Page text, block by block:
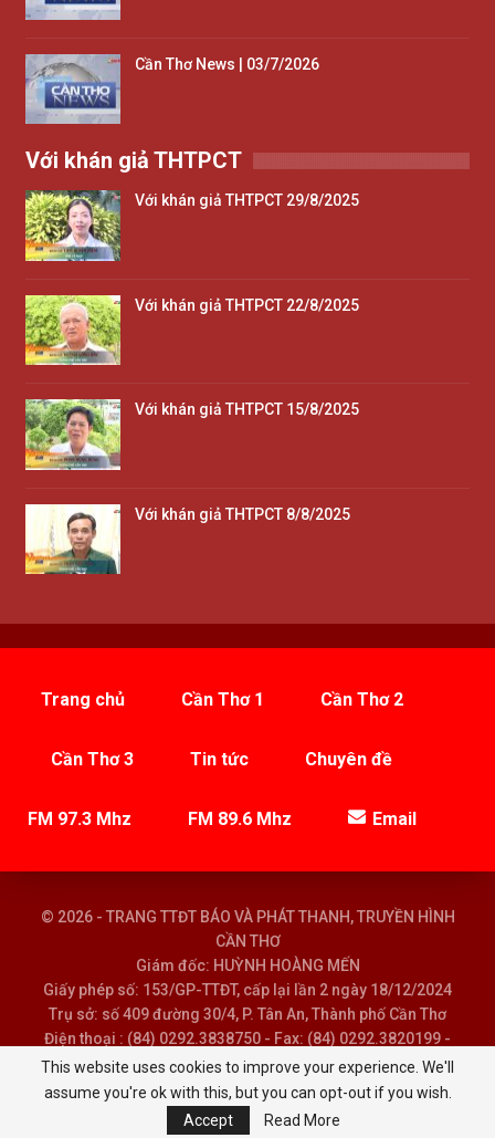
Cần Thơ News | 03/7/2026
Với khán giả THTPCT
Với khán giả THTPCT 29/8/2025
Với khán giả THTPCT 22/8/2025
Với khán giả THTPCT 15/8/2025
Với khán giả THTPCT 8/8/2025
Trang chủ Cần Thơ 1 Cần Thơ 2
Cần Thơ 3 Tin tức Chuyên đề
FM 97.3 Mhz FM 89.6 Mhz Email
© 2026 - TRANG TTĐT BÁO VÀ PHÁT THANH, TRUYỀN HÌNH
CẦN THƠ
Giám đốc: HUỲNH HOÀNG MẾN
Giấy phép số: 153/GP-TTĐT, cấp lại lần 2 ngày 18/12/2024
Trụ sở: số 409 đường 30/4, P. Tân An, Thành phố Cần Thơ
Điện thoại : (84) 0292.3838750 - Fax: (84) 0292.3820199 -
Email : baoptth@cantho.gov.vn
This website uses cookies to improve your experience. We'll
assume you're ok with this, but you can opt-out if you wish.
Accept
Read More